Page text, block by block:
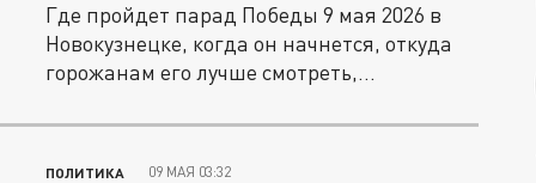
Где пройдет парад Победы 9 мая 2026 в
Новокузнецке, когда он начнется, откуда
горожанам его лучше смотреть,...
ПОЛИТИКА 09 МАЯ 03:32